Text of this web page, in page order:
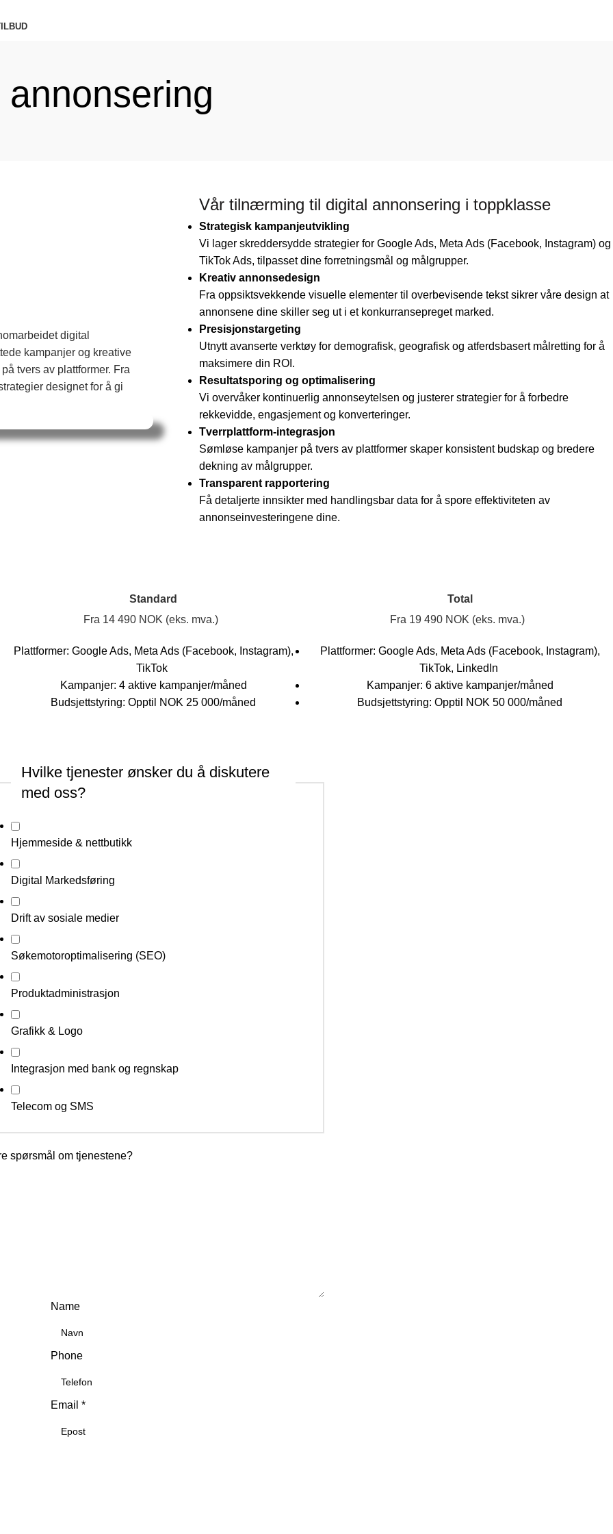
digital
kampanjer og kreative
tvers av plattformer. Fra
designet for å gi
Vår tilnærming til digital annonsering i toppklasse
Strategisk kampanjeutvikling
Vi lager skreddersydde strategier for Google Ads, Meta Ads (Facebook, Instagram) og
TikTok Ads, tilpasset dine forretningsmål og målgrupper.
Kreativ annonsedesign
Fra oppsiktsvekkende visuelle elementer til overbevisende tekst sikrer våre design at
annonsene dine skiller seg ut i et konkurransepreget marked.
Presisjonstargeting
Utnytt avanserte verktøy for demografisk, geografisk og atferdsbasert målretting for å
maksimere din ROI.
Resultatsporing og optimalisering
Vi overvåker kontinuerlig annonseytelsen og justerer strategier for å forbedre
rekkevidde, engasjement og konverteringer.
Tverrplattform-integrasjon
Sømløse kampanjer på tvers av plattformer skaper konsistent budskap og bredere
dekning av målgrupper.
Transparent rapportering
Få detaljerte innsikter med handlingsbar data for å spore effektiviteten av
annonseinvesteringene dine.
Standard
Fra 14 490 NOK (eks. mva.)
Plattformer: Google Ads, Meta Ads (Facebook, Instagram),
TikTok
Kampanjer: 4 aktive kampanjer/måned
Budsjettstyring: Opptil NOK 25 000/måned
Total
Fra 19 490 NOK (eks. mva.)
Plattformer: Google Ads, Meta Ads (Facebook, Instagram),
TikTok, LinkedIn
Kampanjer: 6 aktive kampanjer/måned
Budsjettstyring: Opptil NOK 50 000/måned
Hvilke tjenester ønsker du å diskutere
med oss?
Hjemmeside & nettbutikk
Digital Markedsføring
Drift av sosiale medier
Søkemotoroptimalisering (SEO)
Produktadministrasjon
Grafikk & Logo
Integrasjon med bank og regnskap
Telecom og SMS
spørsmål om tjenestene?
Name
Phone
Email *